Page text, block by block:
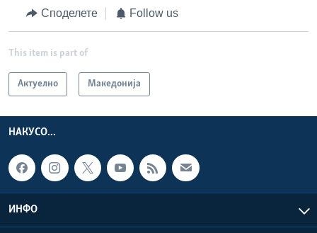
Споделете Follow us
This item is part of
Актуелно Македонија
НАКУСО...
ИНФО